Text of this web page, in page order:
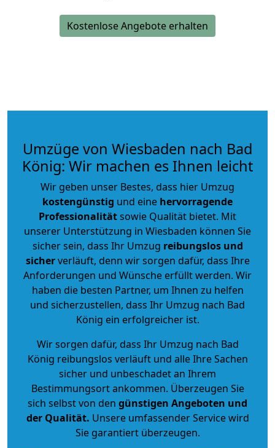
Kostenlose Angebote erhalten
Umzüge von Wiesbaden nach Bad
König: Wir machen es Ihnen leicht
Wir geben unser Bestes, dass hier Umzug
kostengünstig und eine hervorragende
Professionalitätsowie Qualität bietet. Mit
unserer Unterstützung in Wiesbaden können Sie
sicher sein, dass Ihr Umzug reibungslos und
sicherverläuft, denn wir sorgen dafür, dass Ihre
Anforderungen und Wünsche erfüllt werden. Wir
haben die besten Partner, um Ihnen zu helfen
und sicherzustellen, dass Ihr Umzug nach Bad
König ein erfolgreicher ist.
Wir sorgen dafür, dass Ihr Umzug nach Bad
König reibungslos verläuft und alle Ihre Sachen
sicher und unbeschadet an Ihrem
Bestimmungsort ankommen. Überzeugen Sie
sich selbst von den günstigen Angeboten und
der Qualität. Unsere umfassender Service wird
Sie garantiert überzeugen.